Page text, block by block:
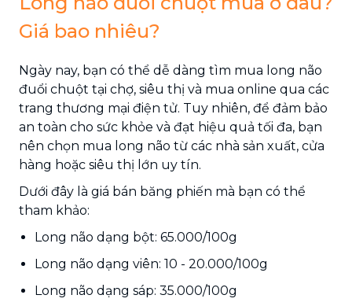
Giá bao nhiêu?
Ngày nay, bạn có thể dễ dàng tìm mua long não
đuổi chuột tại chợ, siêu thị và mua online qua các
trang thương mại điện tử. Tuy nhiên, để đảm bảo
an toàn cho sức khỏe và đạt hiệu quả tối đa, bạn
nên chọn mua long não từ các nhà sản xuất, cửa
hàng hoặc siêu thị lớn uy tín.
Dưới đây là giá bán băng phiến mà bạn có thể
tham khảo:
Long não dạng bột: 65.000/100g
Long não dạng viên: 10 - 20.000/100g
Long não dạng sáp: 35.000/100g